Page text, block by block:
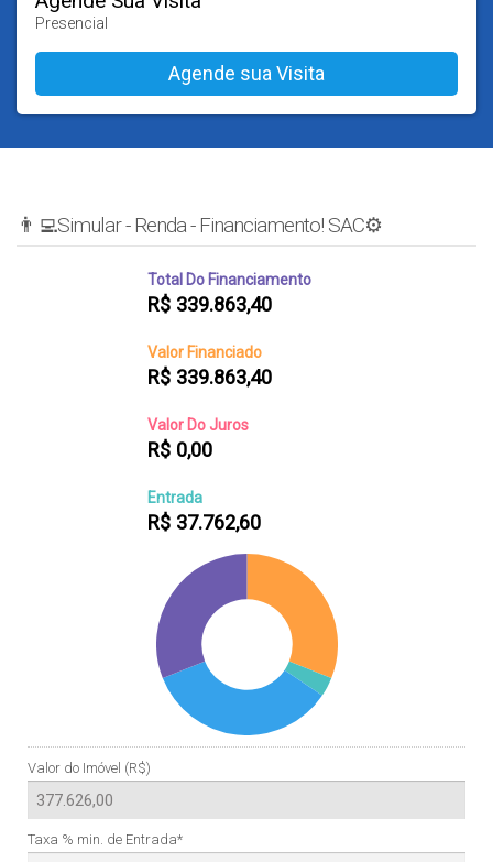
Presencial
👨‍💻Simular - Renda - Financiamento! SAC⚙️
Total Do Financiamento
R$ 339.863,40
Valor Financiado
R$ 339.863,40
Valor Do Juros
R$ 0,00
Entrada
R$ 37.762,60
Valor do Imóvel (R$)
Taxa % min. de Entrada*